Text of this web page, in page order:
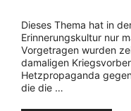
Dieses Thema hat in
Erinnerungskultur nur
Vorgetragen wurden
damaligen
Hetzpropaganda
die die …